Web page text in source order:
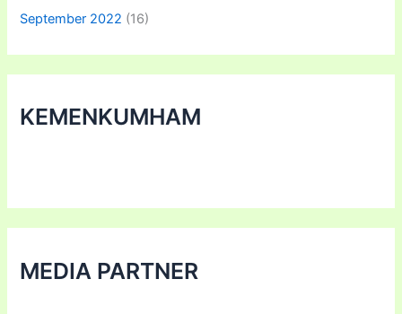
September 2022 (16)
KEMENKUMHAM
MEDIA PARTNER